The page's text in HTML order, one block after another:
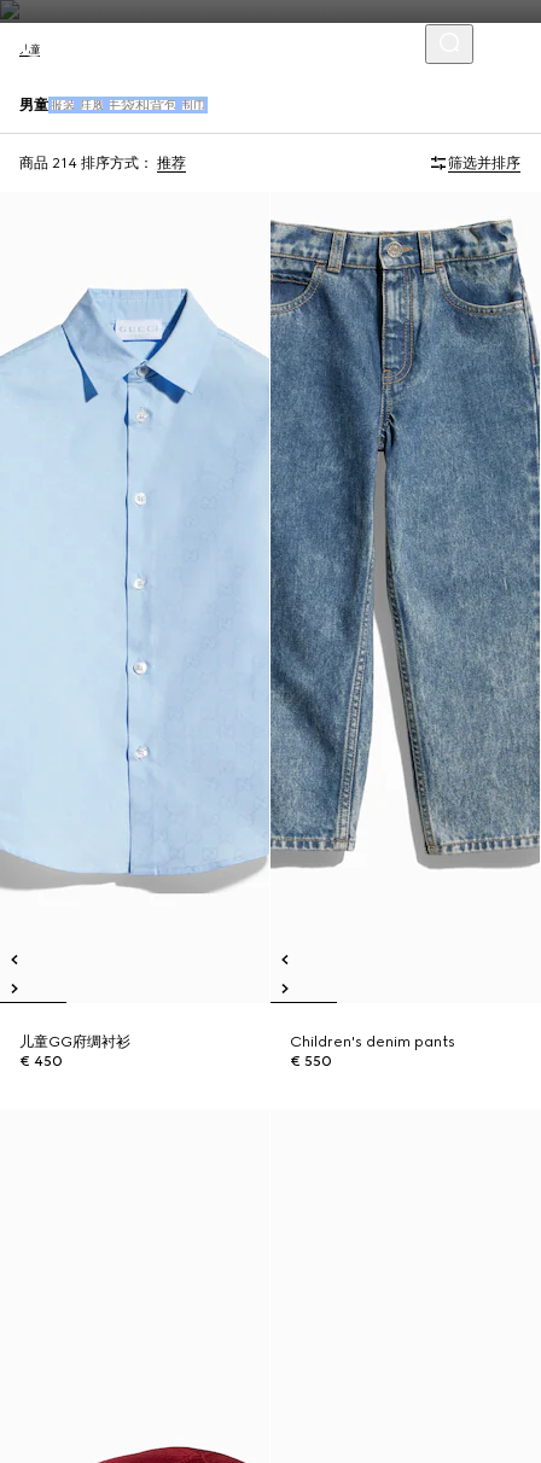
儿童
男童 服装 鞋履 手袋和背包 围巾
商品 214 排序方式： 推荐 筛选并排序
儿童GG府绸衬衫
€ 450
Children's denim pants
€ 550